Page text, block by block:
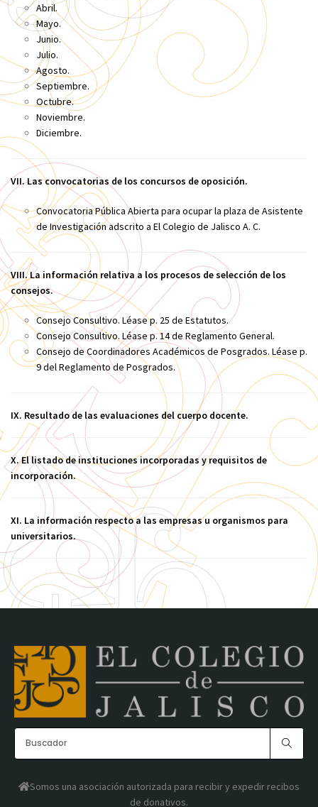
Abril.
Mayo.
Junio.
Julio.
Agosto.
Septiembre.
Octubre.
Noviembre.
Diciembre.
VII. Las convocatorias de los concursos de oposición.
Convocatoria Pública Abierta para ocupar la plaza de Asistente
de Investigación adscrito a El Colegio de Jalisco A. C.
VIII. La información relativa a los procesos de selección de los
consejos.
Consejo Consultivo. Léase p. 25 de Estatutos.
Consejo Consultivo. Léase p. 14 de Reglamento General.
Consejo de Coordinadores Académicos de Posgrados. Léase p.
9 del Reglamento de Posgrados.
IX. Resultado de las evaluaciones del cuerpo docente.
X. El listado de instituciones incorporadas y requisitos de
incorporación.
XI. La información respecto a las empresas u organismos para
universitarios.
Somos una asociación autorizada para recibir y expedir recibos
de donativos.